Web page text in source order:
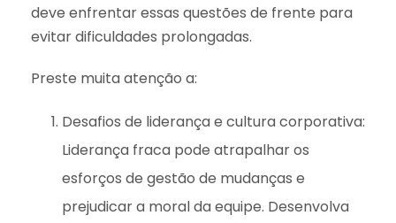
deve enfrentar essas questões de frente para
evitar dificuldades prolongadas.
Preste muita atenção a:
Desafios de liderança e cultura corporativa:
Liderança fraca pode atrapalhar os
esforços de gestão de mudanças e
prejudicar a moral da equipe. Desenvolva